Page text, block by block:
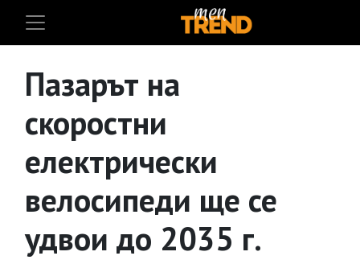
Пазарът на
скоростни
електрически
велосипеди ще се
удвои до 2035 г.